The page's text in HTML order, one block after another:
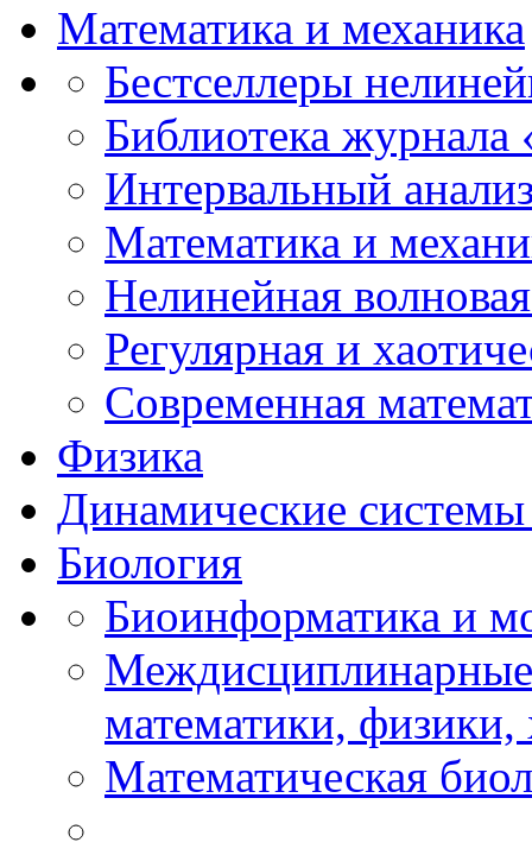
Математика и механика
Бестселлеры
Библиотека
Интервальный
Математика и
Нелинейная
Регулярная и
Современная
Физика
Динамические системы
Биология
Биоинформатика и
математики,
Математическая